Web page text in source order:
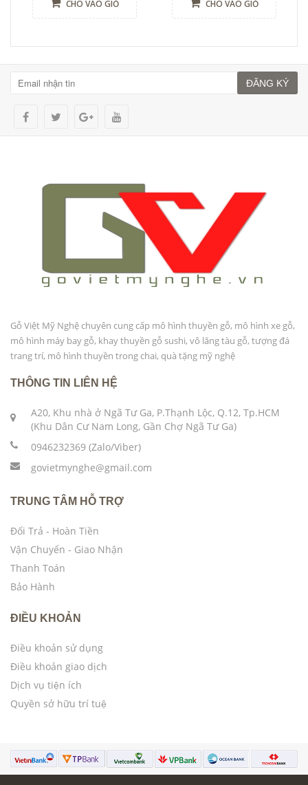
CHO VÀO GIỎ CHO VÀO GIỎ
ĐĂNG KÝ
Gỗ Việt Mỹ Nghệ chuyên cung cấp mô hình thuyền gỗ, mô hình xe gỗ,
mô hình máy bay gỗ, khay thuyền gỗ sushi, vô lăng tàu gỗ, tượng đá
trang trí, mô hình thuyền trong chai, quà tặng mỹ nghệ
THÔNG TIN LIÊN HỆ
A20, Khu nhà ở Ngã Tư Ga, P.Thạnh Lộc, Q.12, Tp.HCM
(Khu Dân Cư Nam Long, Gần Chợ Ngã Tư Ga)
0946232369 (Zalo/Viber)
govietmynghe@gmail.com
TRUNG TÂM HỖ TRỢ
Đổi Trả - Hoàn Tiền
Vận Chuyển - Giao Nhận
Thanh Toán
Bảo Hành
ĐIỀU KHOẢN
Điều khoản sử dụng
Điều khoản giao dịch
Dịch vụ tiện ích
Quyền sở hữu trí tuệ